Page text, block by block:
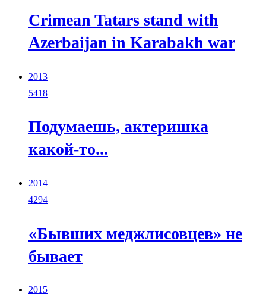
Crimean Tatars stand with
Azerbaijan in Karabakh war
2013
5418
Подумаешь, актеришка
какой-то...
2014
4294
«Бывших меджлисовцев» не
бывает
2015